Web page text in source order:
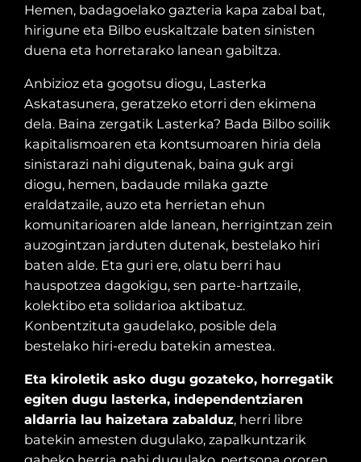
Hemen, badagoelako gazteria kapa zabal bat,
hirigune eta Bilbo euskaltzale baten sinisten
duena eta horretarako lanean gabiltza.
Anbizioz eta gogotsu diogu, Lasterka
Askatasunera, geratzeko etorri den ekimena
dela. Baina zergatik Lasterka? Bada Bilbo soilik
kapitalismoaren eta kontsumoaren hiria dela
sinistarazi nahi digutenak, baina guk argi
diogu, hemen, badaude milaka gazte
eraldatzaile, auzo eta herrietan ehun
komunitarioaren alde lanean, herrigintzan zein
auzogintzan jarduten dutenak, bestelako hiri
baten alde. Eta guri ere, olatu berri hau
hauspotzea dagokigu, sen parte-hartzaile,
kolektibo eta solidarioa aktibatuz.
Konbentzituta gaudelako, posible dela
bestelako hiri-eredu batekin amestea.
Eta kiroletik asko dugu gozateko, horregatik
egiten dugu lasterka, independentziaren
aldarria lau haizetara zabalduz, herri libre
batekin amesten dugulako, zapalkuntzarik